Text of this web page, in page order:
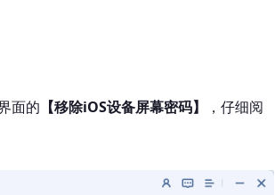
面的 【移除iOS设备屏幕密码】
，仔细阅